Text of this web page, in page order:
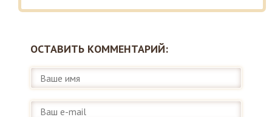
ОСТАВИТЬ КОММЕНТАРИЙ: